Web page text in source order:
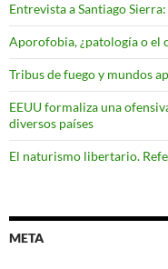
Entrevista a Santiago
Aporofobia, ¿patología o el
Tribus de fuego y mundos
EEUU formaliza una
diversos países
El naturismo libertario.
META